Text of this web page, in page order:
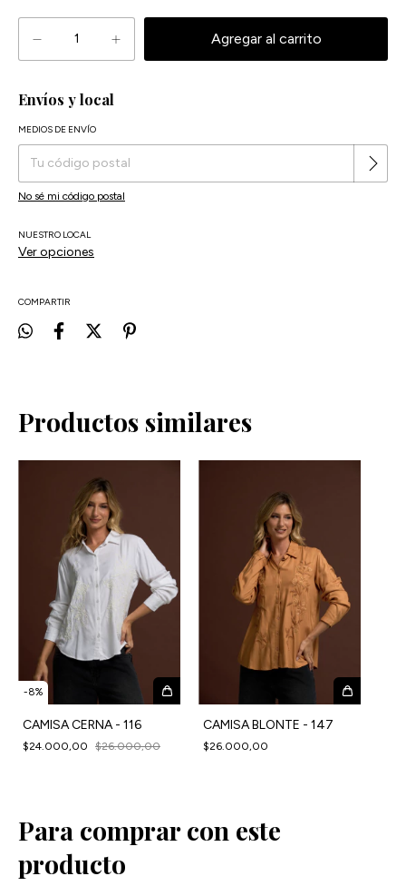
Envíos y local
Entregas para el CP:
MEDIOS DE ENVÍO
No sé mi código postal
NUESTRO LOCAL
Ver opciones
COMPARTIR
Productos similares
-8%
CAMISA CERNA - 116
$24.000,00 $26.000,00
CAMISA BLONTE - 147
$26.000,00
Para comprar con este
producto